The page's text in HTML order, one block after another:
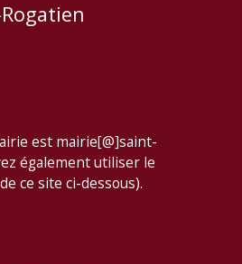
est mairie[@]saint-
également utiliser le
ce site ci-dessous).